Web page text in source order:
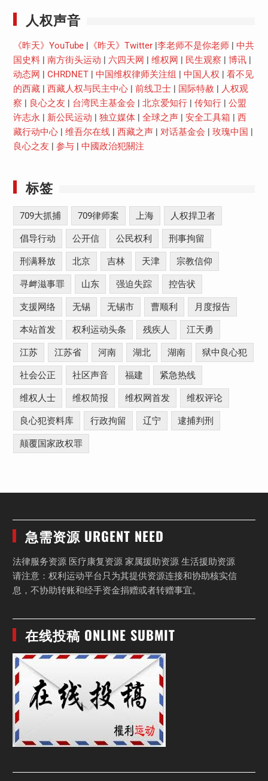
人权声音
《昨天》YouTube| 《昨天》Twitter| 李老师不是你老师| 中共
国史料| 南方街头运动 六四天网 维权网 民生观察 博讯|
动态网
CHRDNET| 中国维权律师关注组 中国人权
看不见
的西藏| 西藏人权与民主中心| 前线卫士| 国际特赦
人权观
察
良心之友 台湾民主基金会 北京爱知行| 传知行| 公盟
许志永
新公民运动 独立媒体| 全球之声| 安全工具箱
西
藏行动中心| 维吾尔在线| 西藏之声| 对话基金会 玫瑰中国
良心之友
参与| 中國政治犯關注
标签
709大抓捕 709律师案 上海 人权捍卫者
倡导行动 公开信 公民权利 刑事拘留
刑满释放 北京 吉林 天津 宗教信仰
寻衅滋事罪 山东 强迫失踪 控告状
支援网络 无锡 无锡市 曹顺利 月度报告
本站首发 权利运动头条 残疾人 江天勇
江苏 江苏省 河南 湖北 湖南 狱中良心犯
社会公正 社区声音 福建 紧急热线
维权人士 维权简报 维权网首发 维权评论
良心犯资料库 行政拘留 辽宁 逮捕判刑
颠覆国家政权罪
急需资源 URGENT NEED
法律服务资源 医疗康复资源 家属援助资源 生活援助资源
请注意：权利运动平台只为其提供资源连接和协助核实信
息，不协助转账和经手资金捐赠或者转赠事宜。
在线投稿 ONLINE SUBMIT